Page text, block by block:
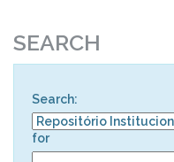
SEARCH
Search:
for